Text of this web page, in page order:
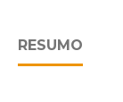
RESUMO